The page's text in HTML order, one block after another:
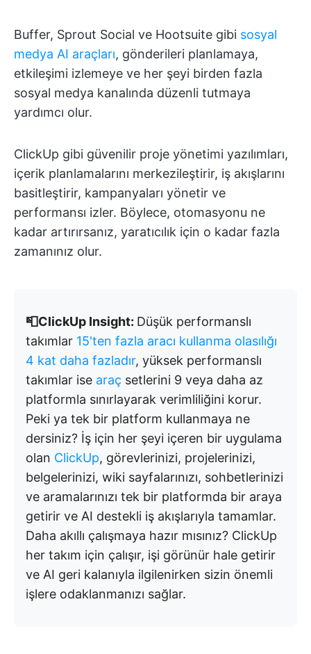
Buffer, Sprout Social ve Hootsuite gibi sosyal
medya AI araçları, gönderileri planlamaya,
etkileşimi izlemeye ve her şeyi birden fazla
sosyal medya kanalında düzenli tutmaya
yardımcı olur.
ClickUp gibi güvenilir proje yönetimi yazılımları,
içerik planlamalarını merkezileştirir, iş akışlarını
basitleştirir, kampanyaları yönetir ve
performansı izler. Böylece, otomasyonu ne
kadar artırırsanız, yaratıcılık için o kadar fazla
zamanınız olur.
📮ClickUp Insight: Düşük performanslı
takımlar 15'ten fazla aracı kullanma olasılığı
4 kat daha fazladır, yüksek performanslı
takımlar ise araç setlerini 9 veya daha az
platformla sınırlayarak verimliliğini korur.
Peki ya tek bir platform kullanmaya ne
dersiniz? İş için her şeyi içeren bir uygulama
olan ClickUp, görevlerinizi, projelerinizi,
belgelerinizi, wiki sayfalarınızı, sohbetlerinizi
ve aramalarınızı tek bir platformda bir araya
getirir ve AI destekli iş akışlarıyla tamamlar.
Daha akıllı çalışmaya hazır mısınız? ClickUp
her takım için çalışır, işi görünür hale getirir
ve AI geri kalanıyla ilgilenirken sizin önemli
işlere odaklanmanızı sağlar.